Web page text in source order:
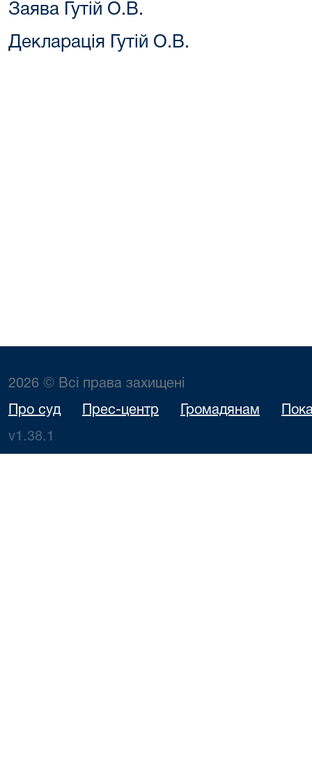
Заява Гутій О.В.
Декларація Гутій О.В.
2026 © Всі права захищені
Про суд Прес-центр Громадянам
v1.38.1